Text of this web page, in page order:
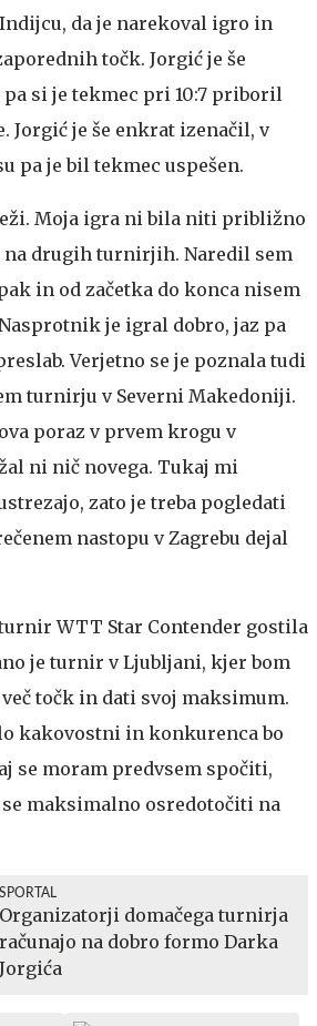
da je narekoval igro in
točk. Jorgić je še
pa si je tekmec pri 10:7 priboril
Jorgić je še enkrat izenačil, v
pa je bil tekmec uspešen.
Moja igra ni bila niti približno
na drugih turnirjih. Naredil sem
in od začetka do konca nisem
je igral dobro, jaz pa
Verjetno se je poznala tudi
turnirju v Severni Makedoniji.
poraz v prvem krogu v
ni nič novega. Tukaj mi
zato je treba pogledati
nastopu v Zagrebu dejal
WTT Star Contender gostila
je turnir v Ljubljani, kjer bom
točk in dati svoj maksimum.
kakovostni in konkurenca bo
se moram predvsem spočiti,
maksimalno osredotočiti na
SPORTAL
Organizatorji domačega turnirja
računajo na dobro formo Darka
Jorgića